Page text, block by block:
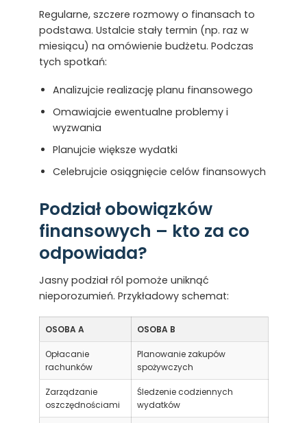
Regularne, szczere rozmowy o finansach to
podstawa. Ustalcie stały termin (np. raz w
miesiącu) na omówienie budżetu. Podczas
tych spotkań:
Analizujcie realizację planu finansowego
Omawiajcie ewentualne problemy i
wyzwania
Planujcie większe wydatki
Celebrujcie osiągnięcie celów finansowych
Podział obowiązków
finansowych – kto za co
odpowiada?
Jasny podział ról pomoże uniknąć
nieporozumień. Przykładowy schemat:
OSOBA A OSOBA B
Opłacanie
rachunków
Planowanie zakupów
spożywczych
Zarządzanie
oszczędnościami
Śledzenie codziennych
wydatków